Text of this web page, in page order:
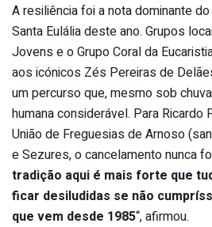
A resiliência foi a nota dominante
Santa Eulália deste ano. Grupos
Jovens e o Grupo Coral da
aos icónicos Zés Pereiras de
um percurso que, mesmo sob
humana considerável. Para Ricardo
União de Freguesias de Arnoso
e Sezures, o cancelamento nunca
tradição aqui é mais forte que
ficar desiludidas se não
que vem desde 1985“, afirmou.